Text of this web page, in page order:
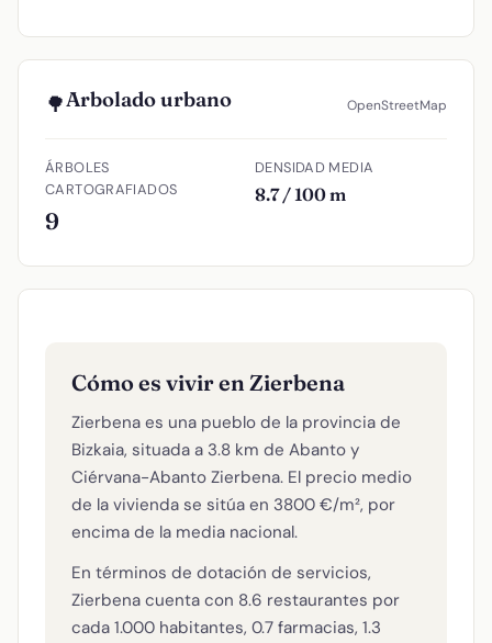
🌳Arbolado urbano OpenStreetMap
ÁRBOLES
CARTOGRAFIADOS
9
DENSIDAD MEDIA
8.7 / 100 m
Cómo es vivir en Zierbena
Zierbena es una pueblo de la provincia de
Bizkaia, situada a 3.8 km de Abanto y
Ciérvana-Abanto Zierbena. El precio medio
de la vivienda se sitúa en 3800 €/m², por
encima de la media nacional.
En términos de dotación de servicios,
Zierbena cuenta con 8.6 restaurantes por
cada 1.000 habitantes, 0.7 farmacias, 1.3